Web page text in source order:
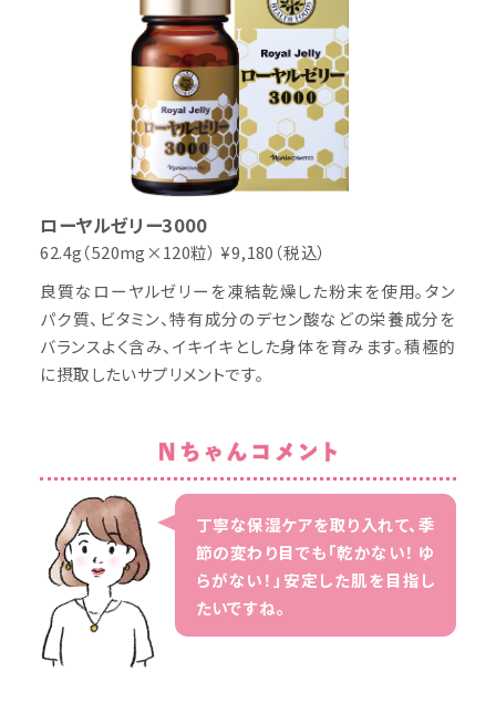
ローヤルゼリー3000
62.4g（520mg×120粒） ¥9,180（税込）
良質なローヤルゼリーを凍結乾燥した粉末を使用。タン
パク質、ビタミン、特有成分のデセン酸などの栄養成分を
バランスよく含み、イキイキとした身体を育みます。積極的
に摂取したいサプリメントです。
丁寧な保湿ケアを取り入れて、季
節の変わり目でも「乾かない！ ゆ
らがない！」安定した肌を目指し
たいですね。